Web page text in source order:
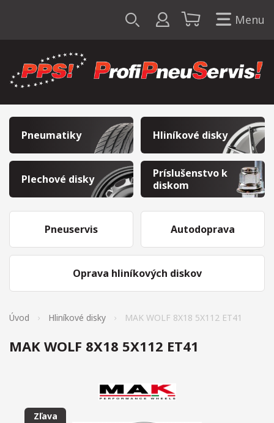
Menu
Pneumatiky Hliníkové disky
Plechové disky
Príslušenstvo k
diskom
Pneuservis
Oprava hliníkových diskov
Autodoprava
Úvod Hliníkové disky MAK WOLF 8X18 5X112 ET41
MAK WOLF 8X18 5X112 ET41
Zľava